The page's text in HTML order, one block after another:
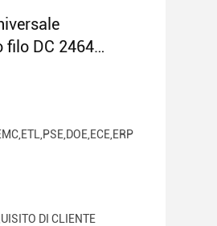
filo DC 2464
OCP OLP
DI CLIENTE